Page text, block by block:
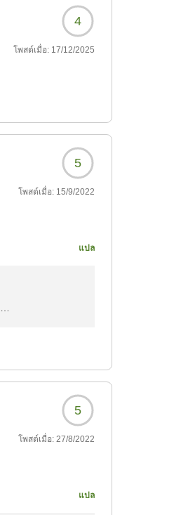
4
โพสต์เมื่อ: 17/12/2025
5
โพสต์เมื่อ: 15/9/2022
แปล
5
โพสต์เมื่อ: 27/8/2022
แปล